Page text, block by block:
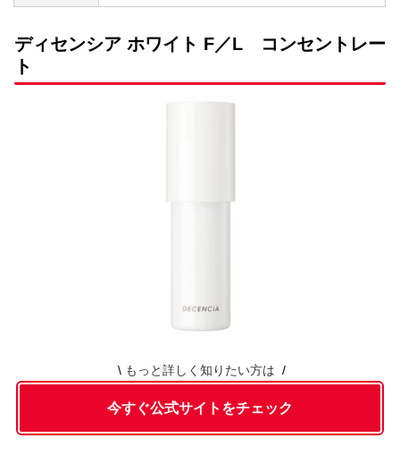
ディセンシア ホワイト F／L コンセントレー
ト
もっと詳しく知りたい方は
今すぐ公式サイトをチェック